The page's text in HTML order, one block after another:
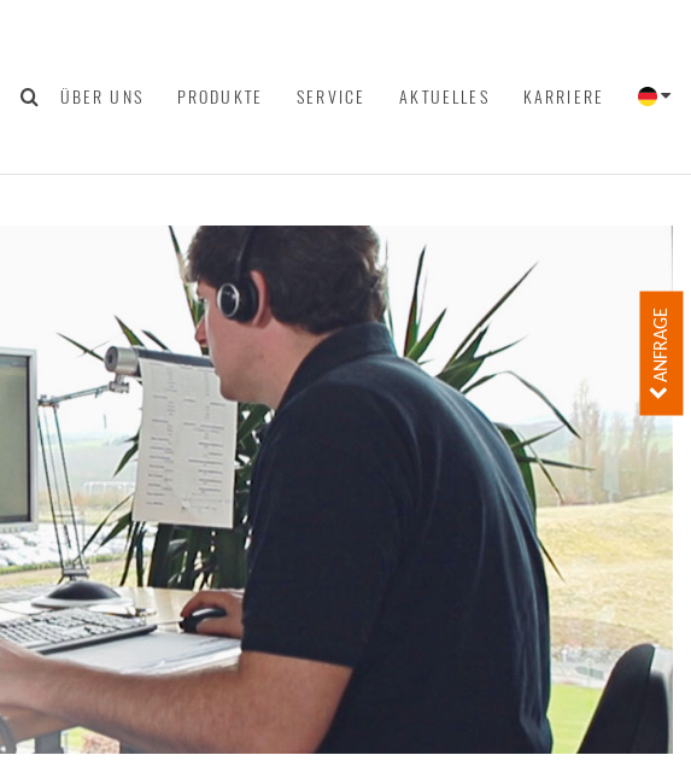
ÜBER UNS PRODUKTE SERVICE AKTUELLES KARRIERE
ANFRAGE